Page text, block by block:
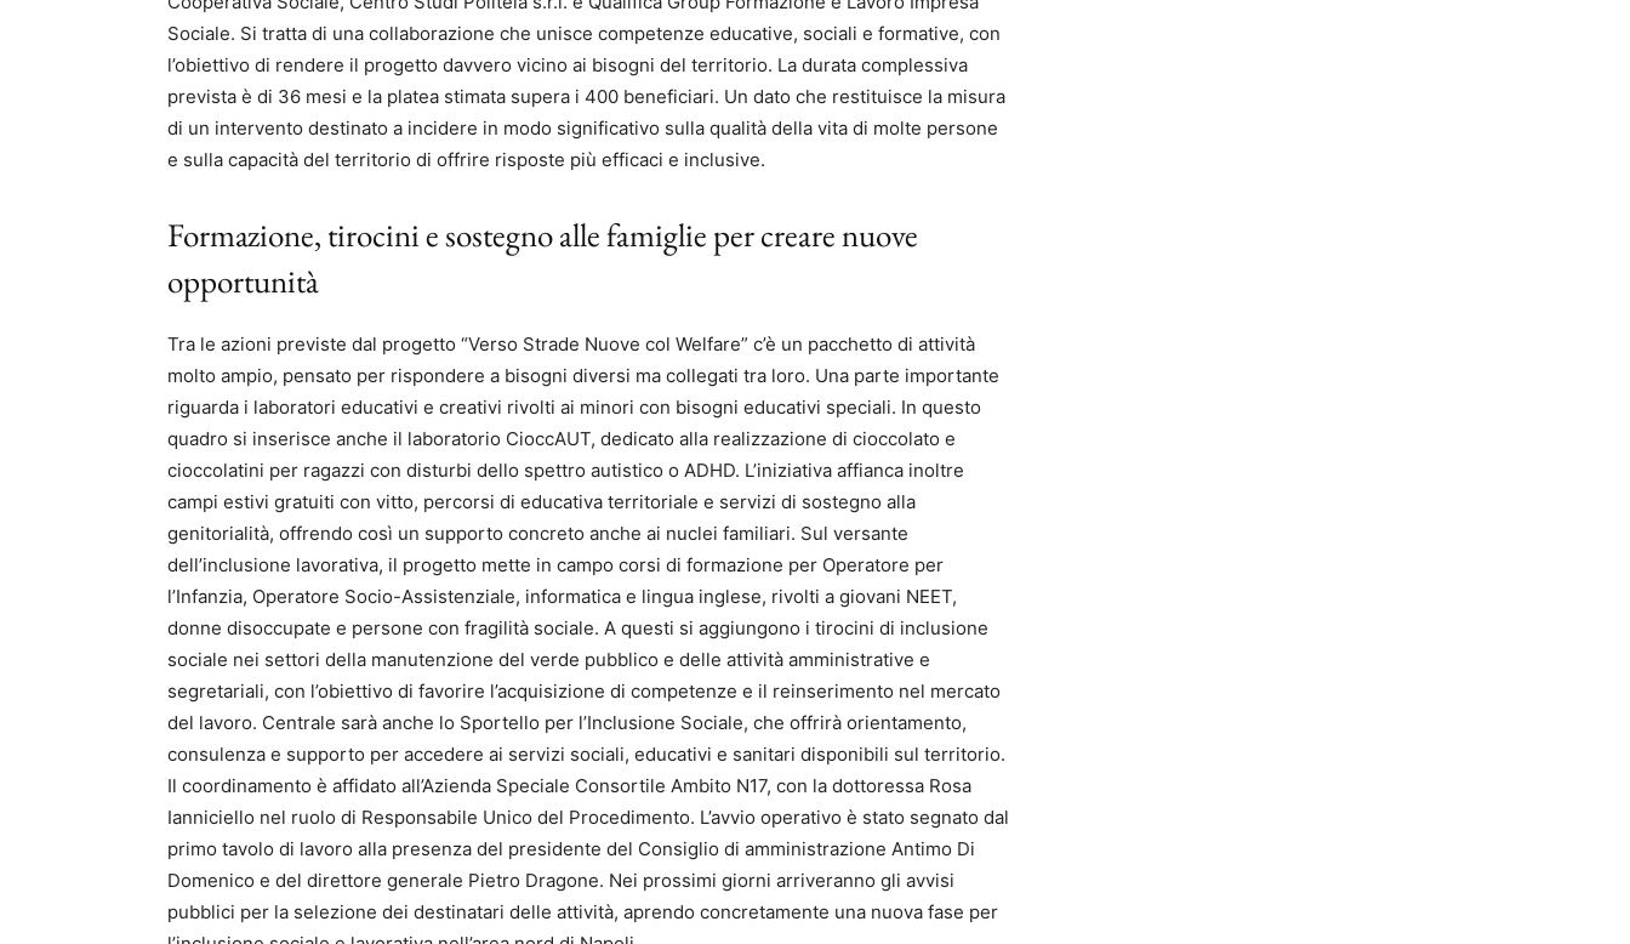
Sociale. Si tratta di una collaborazione che unisce competenze educative, sociali e formative, con
l’obiettivo di rendere il progetto davvero vicino ai bisogni del territorio. La durata complessiva
prevista è di 36 mesi e la platea stimata supera i 400 beneficiari. Un dato che restituisce la misura
di un intervento destinato a incidere in modo significativo sulla qualità della vita di molte persone
e sulla capacità del territorio di offrire risposte più efficaci e inclusive.
Formazione, tirocini e sostegno alle famiglie per creare nuove
opportunità
Tra le azioni previste dal progetto “Verso Strade Nuove col Welfare” c’è un pacchetto di attività
molto ampio, pensato per rispondere a bisogni diversi ma collegati tra loro. Una parte importante
riguarda i laboratori educativi e creativi rivolti ai minori con bisogni educativi speciali. In questo
quadro si inserisce anche il laboratorio CioccAUT, dedicato alla realizzazione di cioccolato e
cioccolatini per ragazzi con disturbi dello spettro autistico o ADHD. L’iniziativa affianca inoltre
campi estivi gratuiti con vitto, percorsi di educativa territoriale e servizi di sostegno alla
genitorialità, offrendo così un supporto concreto anche ai nuclei familiari. Sul versante
dell’inclusione lavorativa, il progetto mette in campo corsi di formazione per Operatore per
l’Infanzia, Operatore Socio-Assistenziale, informatica e lingua inglese, rivolti a giovani NEET,
donne disoccupate e persone con fragilità sociale. A questi si aggiungono i tirocini di inclusione
sociale nei settori della manutenzione del verde pubblico e delle attività amministrative e
segretariali, con l’obiettivo di favorire l’acquisizione di competenze e il reinserimento nel mercato
del lavoro. Centrale sarà anche lo Sportello per l’Inclusione Sociale, che offrirà orientamento,
consulenza e supporto per accedere ai servizi sociali, educativi e sanitari disponibili sul territorio.
Il coordinamento è affidato all’Azienda Speciale Consortile Ambito N17, con la dottoressa Rosa
Ianniciello nel ruolo di Responsabile Unico del Procedimento. L’avvio operativo è stato segnato dal
primo tavolo di lavoro alla presenza del presidente del Consiglio di amministrazione Antimo Di
Domenico e del direttore generale Pietro Dragone. Nei prossimi giorni arriveranno gli avvisi
pubblici per la selezione dei destinatari delle attività, aprendo concretamente una nuova fase per